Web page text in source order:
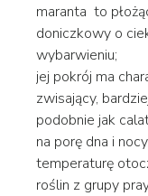
maranta to
doniczkowy o
wybarwieniu;
jej pokrój ma
zwisający,
podobnie jak
na porę dna i
temperaturę
roślin z grupy